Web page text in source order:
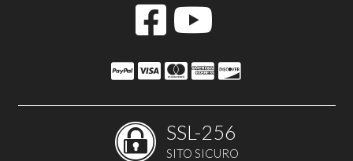
SSL-256
SITO SICURO